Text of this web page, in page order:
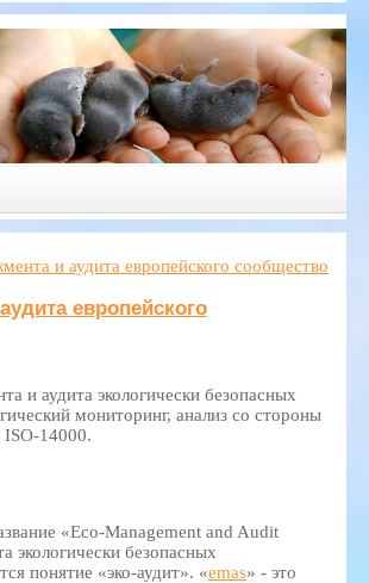
и аудита европейского сообщество
европейского
и аудита экологически безопасных
мониторинг, анализ со стороны
ISO-14000.
«Eco-Management and Audit
экологически безопасных
понятие «эко-аудит». «emas» - это